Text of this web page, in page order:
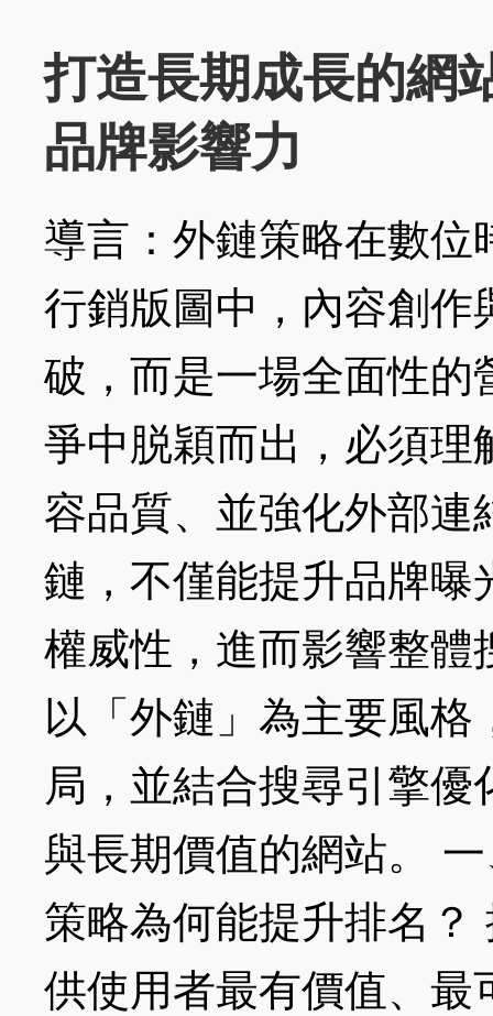
打造長期成長的網
品牌影響力
導言：外鏈策略在數位
行銷版圖中，內容創作
破，而是一場全面性的
爭中脱穎而出，必須理
容品質、並強化外部連
鏈，不僅能提升品牌曝
權威性，進而影響整體
以「外鏈」為主要風
局，並結合搜尋引擎
與長期價值的網站。
策略為何能提升排名？
供使用者最有價值、最